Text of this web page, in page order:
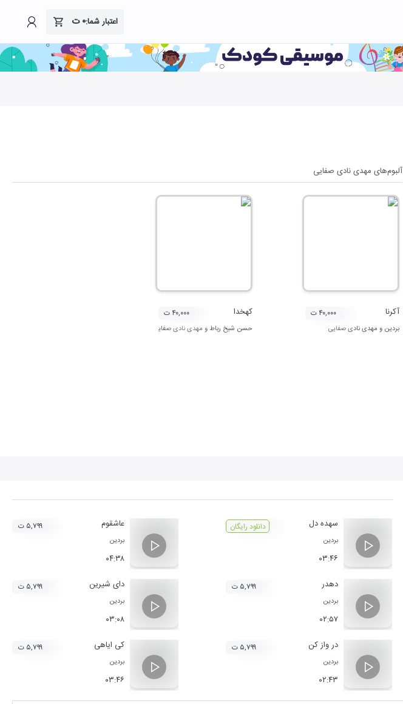
اعتبار شما:۰ت
آلبوم‌های مهدی نادی صفایی
آکرنا
بردین و مهدی نادی صفایی
۴۰,۰۰۰ ت کهخدا
حسن شیخ رباط و مهدی نادی صفایی
۴۰,۰۰۰ ت
سهده دل
بردین
۰۳:۴۶
دانلود رایگان عاشقوم
بردین
۰۴:۳۸
۵,۷۹۹ ت
دهدر
بردین
۰۲:۵۷
۵,۷۹۹ ت دای شیرین
بردین
۰۳:۰۸
۵,۷۹۹ ت
در واز کن
بردین
۰۲:۴۳
۵,۷۹۹ ت کی ایاهی
بردین
۰۳:۴۶
۵,۷۹۹ ت